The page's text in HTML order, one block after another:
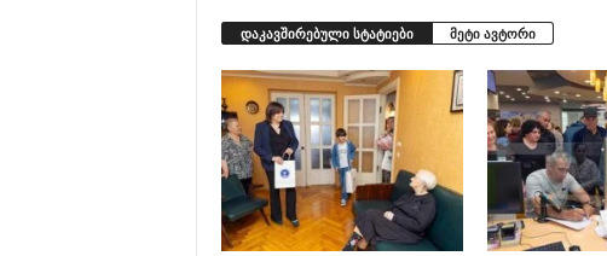
დაკავშირებული სტატიები მეტი ავტორი